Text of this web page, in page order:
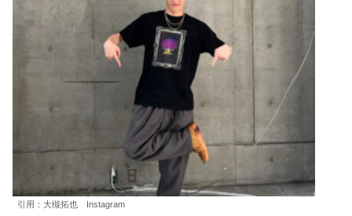
引用：大槻拓也 Instagram